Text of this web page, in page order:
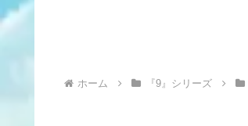
ホーム 『9』シリーズ